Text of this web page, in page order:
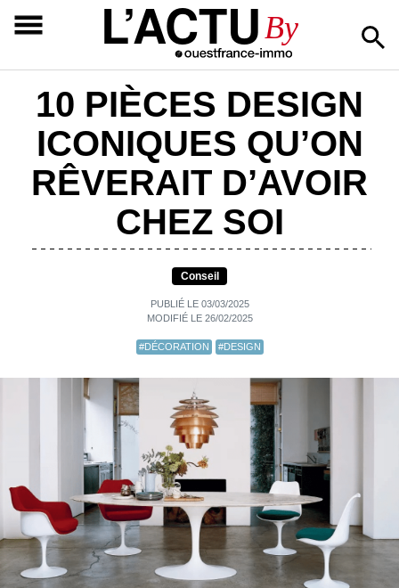
L’ACTUBy
10 PIÈCES DESIGN
ICONIQUES QU’ON
RÊVERAIT D’AVOIR
CHEZ SOI
Conseil
PUBLIÉ LE 03/03/2025
MODIFIÉ LE 26/02/2025
#DÉCORATION #DESIGN